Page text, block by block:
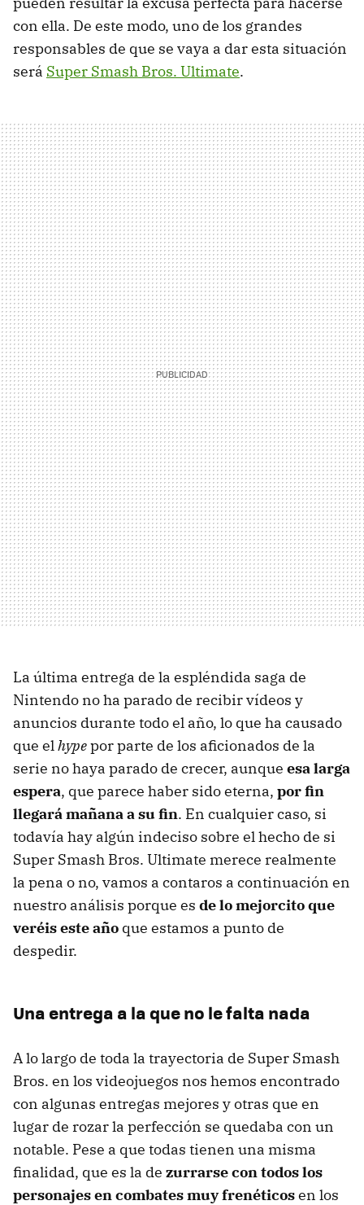
con ella. De este modo, uno de los grandes
responsables de que se vaya a dar esta situación
será Super Smash Bros. Ultimate.
La última entrega de la espléndida saga de
Nintendo no ha parado de recibir vídeos y
anuncios durante todo el año, lo que ha causado
que elhypepor parte de los aficionados de la
serie no haya parado de crecer, aunque esa larga
espera, que parece haber sido eterna, por fin
llegará mañana a su fin. En cualquier caso, si
todavía hay algún indeciso sobre el hecho de si
Super Smash Bros. Ultimate merece realmente
la pena o no, vamos a contaros a continuación en
nuestro análisis porque es de lo mejorcito que
veréis este año que estamos a punto de
despedir.
Una entrega a la que no le falta nada
A lo largo de toda la trayectoria de Super Smash
Bros. en los videojuegos nos hemos encontrado
con algunas entregas mejores y otras que en
lugar de rozar la perfección se quedaba con un
notable. Pese a que todas tienen una misma
finalidad, que es la de zurrarse con todos los
personajes en combates muy frenéticosen los